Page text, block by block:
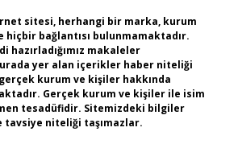
sitesi, herhangi bir marka, kurum
hiçbir bağlantısı bulunmamaktadır.
hazırladığımız makaleler
yer alan içerikler haber niteliği
kurum ve kişiler hakkında
Gerçek kurum ve kişiler ile isim
tesadüfidir. Sitemizdeki bilgiler
niteliği taşımazlar.